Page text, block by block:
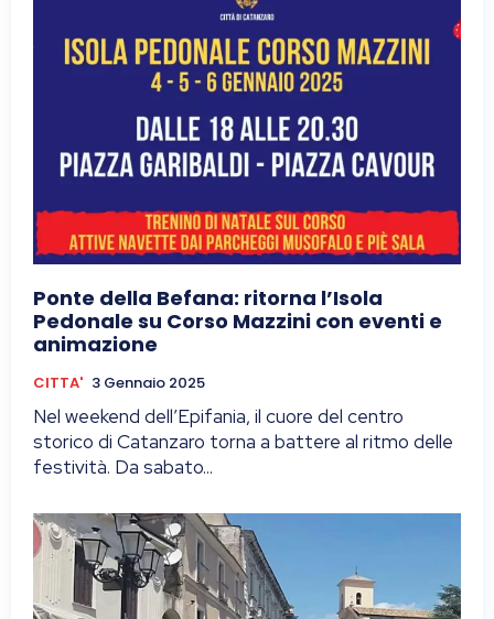
Ponte della Befana: ritorna l’Isola
Pedonale su Corso Mazzini con eventi e
animazione
CITTA' 3 Gennaio 2025
Nel weekend dell’Epifania, il cuore del centro
storico di Catanzaro torna a battere al ritmo delle
festività. Da sabato...